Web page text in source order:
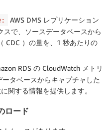
AWS DMS レプリケーション
スで、ソースデータベースから
CDC ）の量を、1 秒あたりの
RDS の CloudWatch メトリ
タベースからキャプチャした
関する情報を提供します。
ロード